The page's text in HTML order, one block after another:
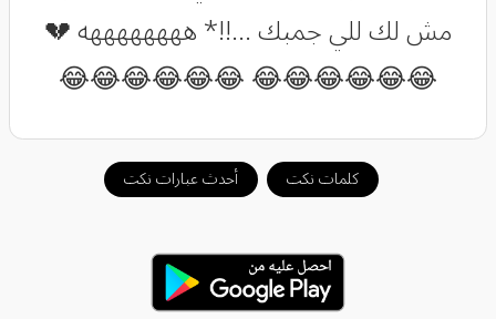
مش لك للي جمبك ...!!* ههههههههه 💔
😂😂😂😂😂😂 😂😂😂😂😂😂
كلمات نكت أحدث عبارات نكت